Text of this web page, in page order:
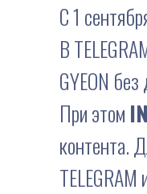
С 1
В
GYEON
При этом
контента.